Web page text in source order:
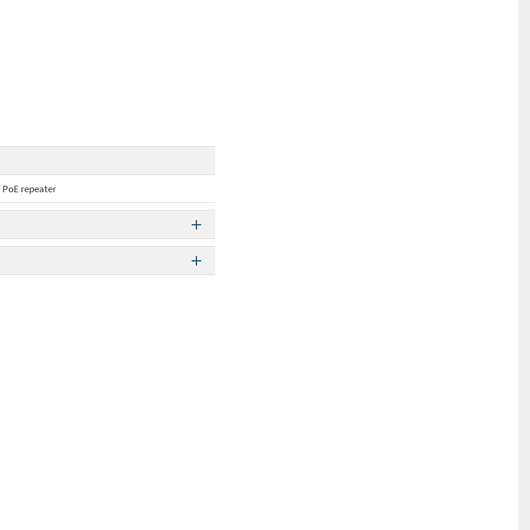
PoE repeater